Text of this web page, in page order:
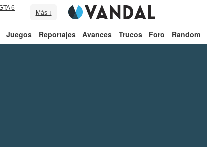
6
Más ↓
Juegos Reportajes Avances Trucos Foro Random